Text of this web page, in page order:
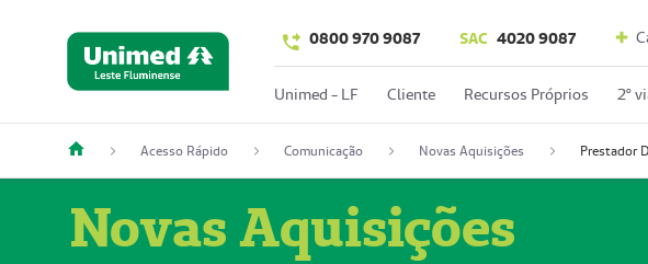
0800 970 9087 SAC 4020 9087
Unimed - LF Cliente Recursos Próprios 2º
Acesso Rápido Comunicação Novas Aquisições
Novas Aquisições